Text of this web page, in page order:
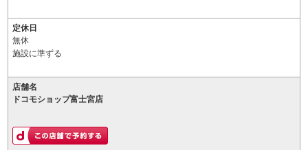
定休日
無休
施設に準ずる
店舗名
ドコモショップ富士宮店